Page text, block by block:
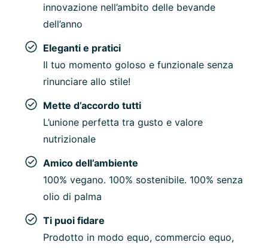
innovazione nell’ambito delle bevande
dell’anno
Eleganti e pratici
Il tuo momento goloso e funzionale senza
rinunciare allo stile!
Mette d’accordo tutti
L’unione perfetta tra gusto e valore
nutrizionale
Amico dell’ambiente
100% vegano. 100% sostenibile. 100% senza
olio di palma
Ti puoi fidare
Prodotto in modo equo, commercio equo,